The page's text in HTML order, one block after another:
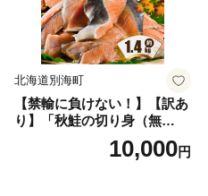
北海道別海町
【禁輸に負けない！】【訳あ
り】「秋鮭の切り身（無
塩）」1.4kg（ 鮭 秋鮭 シャ
ケ 秋シャケ 北海道産鮭 北海
10,000円